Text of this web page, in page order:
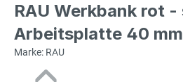
RAU Werkbank rot
Arbeitsplatte 40 mm
Marke: RAU